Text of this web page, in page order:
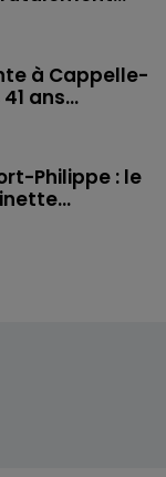
à Cappelle-
ans...
Philippe : le